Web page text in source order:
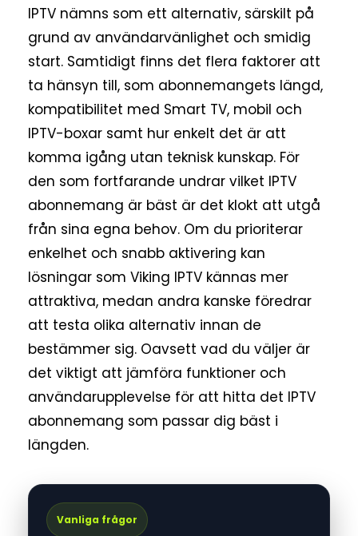
IPTV nämns som ett alternativ, särskilt på
grund av användarvänlighet och smidig
start. Samtidigt finns det flera faktorer att
ta hänsyn till, som abonnemangets längd,
kompatibilitet med Smart TV, mobil och
IPTV-boxar samt hur enkelt det är att
komma igång utan teknisk kunskap. För
den som fortfarande undrar vilket IPTV
abonnemang är bäst är det klokt att utgå
från sina egna behov. Om du prioriterar
enkelhet och snabb aktivering kan
lösningar som Viking IPTV kännas mer
attraktiva, medan andra kanske föredrar
att testa olika alternativ innan de
bestämmer sig. Oavsett vad du väljer är
det viktigt att jämföra funktioner och
användarupplevelse för att hitta det IPTV
abonnemang som passar dig bäst i
längden.
Vanliga frågor